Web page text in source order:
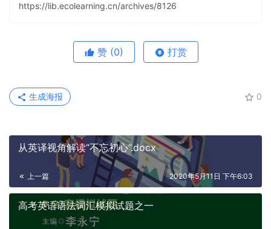
https://lib.ecolearning.cn/archives/8126
赞 (0) 打赏
0
生成海报
从英译视角解读“不忘初心”.docx
上一篇 2020年5月11日 下午6:03
高考英语语法词汇模拟试题之一